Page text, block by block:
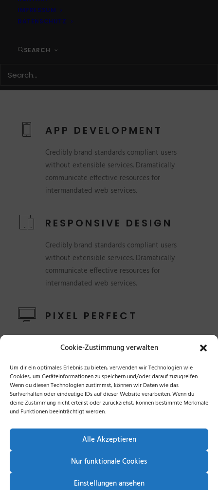
Cookie-Zustimmung verwalten
Um dir ein optimales Erlebnis zu bieten, verwenden wir Technologien wie
Cookies, um Geräteinformationen zu speichern und/oder darauf zuzugreifen.
Wenn du diesen Technologien zustimmst, können wir Daten wie das
Surfverhalten oder eindeutige IDs auf dieser Website verarbeiten. Wenn du
deine Zustimmung nicht erteilst oder zurückziehst, können bestimmte Merkmale
und Funktionen beeinträchtigt werden.
Alle Akzeptieren
Nur funktionale Cookies
Einstellungen ansehen
IMPRESSUM
DATENSCHUTZ
SEARCH
APP DEVELOPMENT
Credibly brand standards compliant users
without extensible services. Dramatically
communicate effective resources for
intermandated web services.
RESPONSIVE DESIGN
Credibly brand standards compliant users
without extensible services. Dramatically
communicate effective resources for
intermandated web services.
PIXEL PERFECT
Credibly brand standards compliant users
without extensible services. Dramatically
communicate effective resources for
intermandated web services.